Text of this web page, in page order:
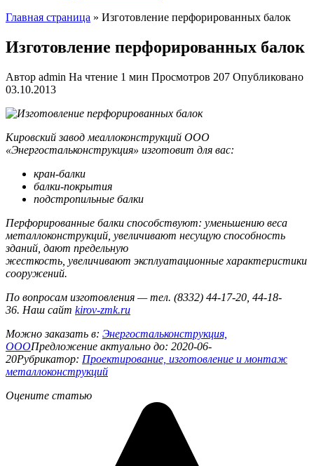
Главная страница » Изготовление перфорированных балок
Изготовление перфорированных балок
Автор admin На чтение 1 мин Просмотров 207 Опубликовано
03.10.2013
Кировский завод меаллоконструкций ООО
«Энергостальконструкция» изготовит для вас:
кран-балки
балки-покрытия
подстропильные балки
Перфорированные балки способствуют: уменьшению веса
металлоконструкций, увеличивают несущую способность
зданий, дают предельную
жесткость, увеличивают эксплуатационные характеристики
сооружений.
По вопросам изготовления — тел. (8332) 44-17-20, 44-18-
36. Наш сайт kirov-zmk.ru
Можно заказать в: Энергостальконструкция,
ОООПредложение актуально до: 2020-06-
20Рубрикатор: Проектирование, изготовление и монтаж
металлоконструкций
Оцените статью